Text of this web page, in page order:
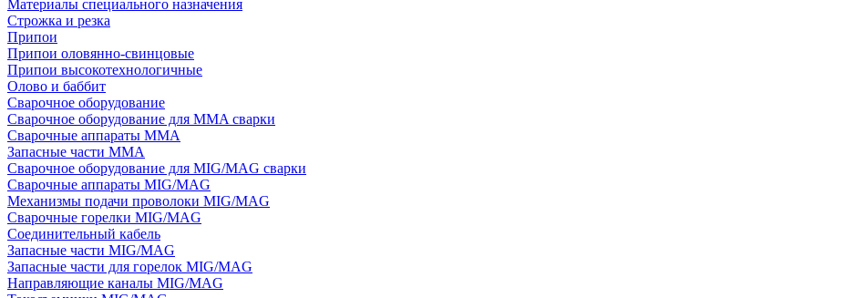
Материалы специального назначения
Строжка и резка
Припои
Припои оловянно-свинцовые
Припои высокотехнологичные
Олово и баббит
Сварочное оборудование
Сварочное оборудование для MMA сварки
Сварочные аппараты MMA
Запасные части MMA
Сварочное оборудование для MIG/MAG сварки
Сварочные аппараты MIG/MAG
Механизмы подачи проволоки MIG/MAG
Сварочные горелки MIG/MAG
Соединительный кабель
Запасные части MIG/MAG
Запасные части для горелок MIG/MAG
Направляющие каналы MIG/MAG